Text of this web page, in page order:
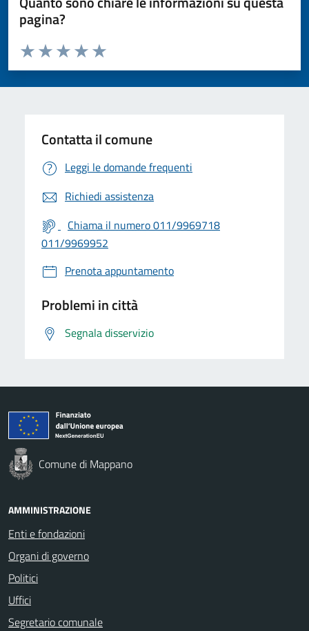
pagina?
Valuta da 1 a 5 stelle la pagina
Valuta 5 stelle su 5
Valuta 4 stelle su 5
Valuta 3 stelle su 5
Valuta 2 stelle su 5
Valuta 1 stelle su 5
Contatta il comune
Leggi le domande frequenti
Richiedi assistenza
Chiama il numero 011/9969718
011/9969952
Prenota appuntamento
Problemi in città
Segnala disservizio
Comune di Mappano
AMMINISTRAZIONE
Enti e fondazioni
Organi di governo
Politici
Uffici
Segretario comunale